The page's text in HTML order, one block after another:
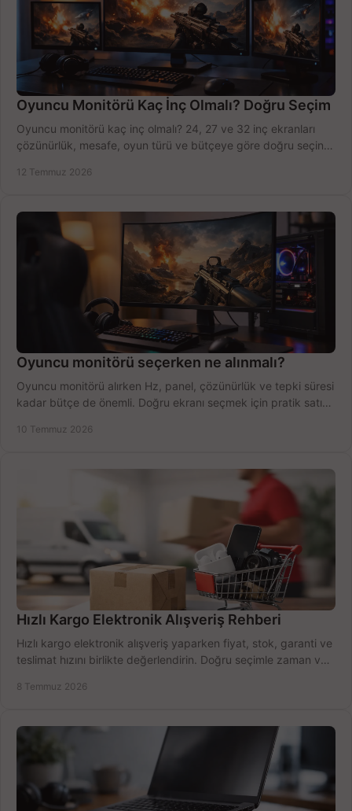
Oyuncu Monitörü Kaç İnç Olmalı? Doğru Seçim
Oyuncu monitörü kaç inç olmalı? 24, 27 ve 32 inç ekranları
çözünürlük, mesafe, oyun türü ve bütçeye göre doğru seçin,
12 Temmuz 2026
Oyuncu monitörü seçerken ne alınmalı?
Oyuncu monitörü alırken Hz, panel, çözünürlük ve tepki süresi
kadar bütçe de önemli. Doğru ekranı seçmek için pratik satın
10 Temmuz 2026
Hızlı Kargo Elektronik Alışveriş Rehberi
Hızlı kargo elektronik alışveriş yaparken fiyat, stok, garanti ve
teslimat hızını birlikte değerlendirin. Doğru seçimle zaman ve
8 Temmuz 2026